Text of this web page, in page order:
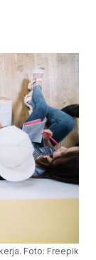
Foto: Freepik